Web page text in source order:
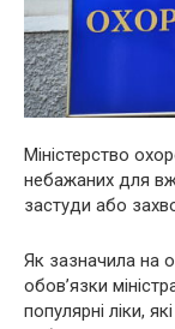
Міністерство
небажаних для
застуди або
Як зазначила на
обов’язки
популярні ліки,